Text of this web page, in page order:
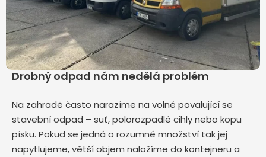
Drobný odpad nám nedělá problém
Na zahradě často narazíme na volně povalující se
stavební odpad – suť, polorozpadlé cihly nebo kopu
písku. Pokud se jedná o rozumné množství tak jej
napytlujeme, větší objem naložíme do kontejneru a